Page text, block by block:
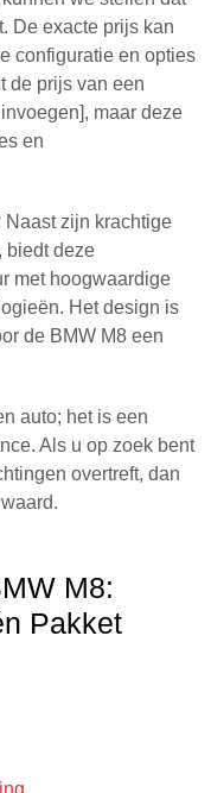
De exacte prijs kan
configuratie en opties
de prijs van een
maar deze
en
Naast zijn krachtige
biedt deze
met hoogwaardige
Het design is
de BMW M8 een
auto; het is een
Als u op zoek bent
overtreft, dan
M8:
Pakket